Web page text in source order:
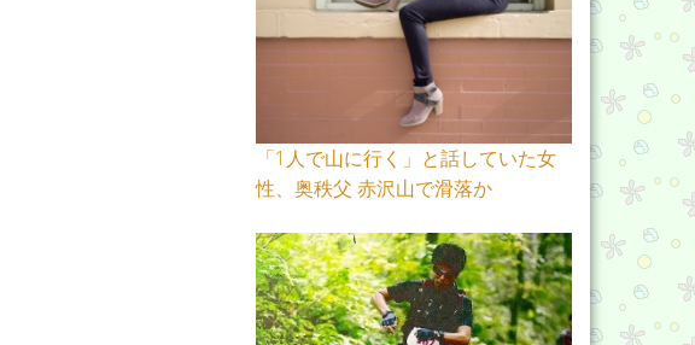
「1人で山に行く」と話していた女
性、奥秩父 赤沢山で滑落か